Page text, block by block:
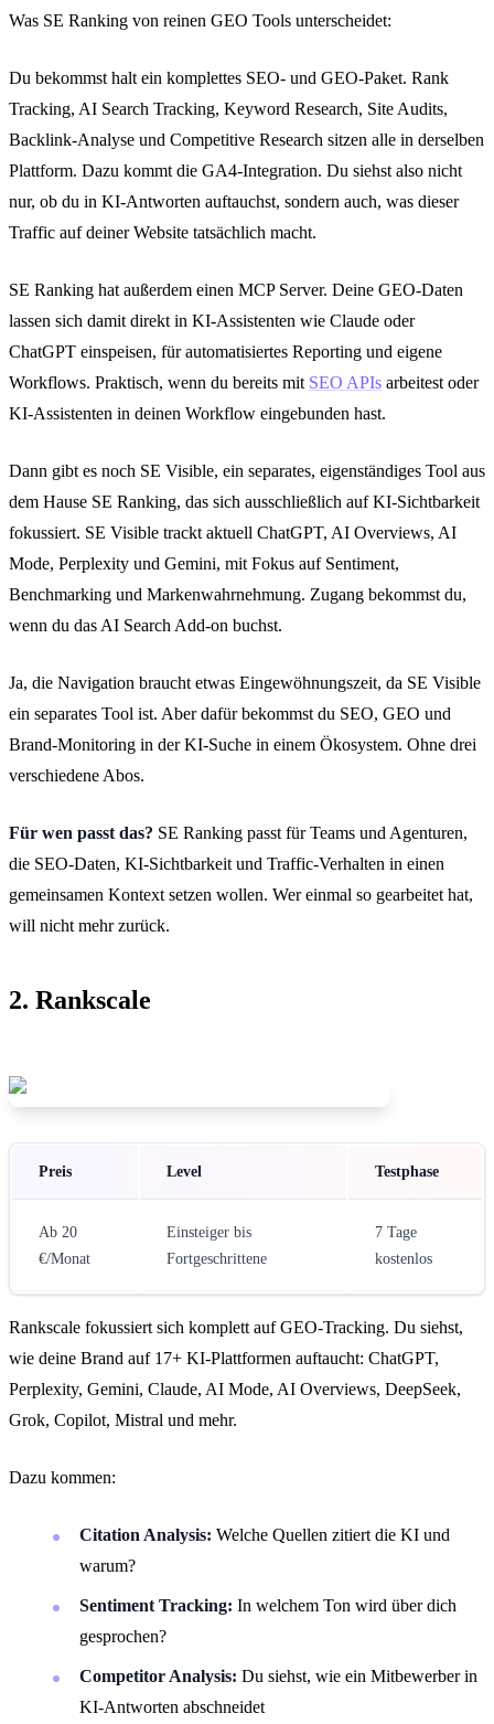
Was SE Ranking von reinen GEO Tools unterscheidet:
Du bekommst halt ein komplettes SEO- und GEO-Paket. Rank
Tracking, AI Search Tracking, Keyword Research, Site Audits,
Backlink-Analyse und Competitive Research sitzen alle in derselben
Plattform. Dazu kommt die GA4-Integration. Du siehst also nicht
nur, ob du in KI-Antworten auftauchst, sondern auch, was dieser
Traffic auf deiner Website tatsächlich macht.
SE Ranking hat außerdem einen MCP Server. Deine GEO-Daten
lassen sich damit direkt in KI-Assistenten wie Claude oder
ChatGPT einspeisen, für automatisiertes Reporting und eigene
Workflows. Praktisch, wenn du bereits mit SEO APIs arbeitest oder
KI-Assistenten in deinen Workflow eingebunden hast.
Dann gibt es noch SE Visible, ein separates, eigenständiges Tool aus
dem Hause SE Ranking, das sich ausschließlich auf KI-Sichtbarkeit
fokussiert. SE Visible trackt aktuell ChatGPT, AI Overviews, AI
Mode, Perplexity und Gemini, mit Fokus auf Sentiment,
Benchmarking und Markenwahrnehmung. Zugang bekommst du,
wenn du das AI Search Add-on buchst.
Ja, die Navigation braucht etwas Eingewöhnungszeit, da SE Visible
ein separates Tool ist. Aber dafür bekommst du SEO, GEO und
Brand-Monitoring in der KI-Suche in einem Ökosystem. Ohne drei
verschiedene Abos.
Für wen passt das? SE Ranking passt für Teams und Agenturen,
die SEO-Daten, KI-Sichtbarkeit und Traffic-Verhalten in einen
gemeinsamen Kontext setzen wollen. Wer einmal so gearbeitet hat,
will nicht mehr zurück.
2. Rankscale
Preis Level Testphase
Ab 20
€/Monat
Einsteiger bis
Fortgeschrittene
7 Tage
kostenlos
Rankscale fokussiert sich komplett auf GEO-Tracking. Du siehst,
wie deine Brand auf 17+ KI-Plattformen auftaucht: ChatGPT,
Perplexity, Gemini, Claude, AI Mode, AI Overviews, DeepSeek,
Grok, Copilot, Mistral und mehr.
Dazu kommen:
Citation Analysis: Welche Quellen zitiert die KI und
warum?
Sentiment Tracking: In welchem Ton wird über dich
gesprochen?
Competitor Analysis: Du siehst, wie ein Mitbewerber in
KI-Antworten abschneidet